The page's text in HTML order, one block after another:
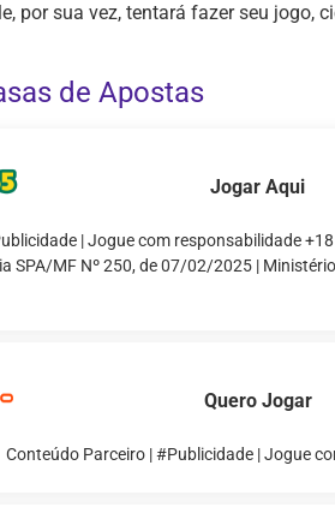
por sua vez, tentará fazer seu jogo,
de Apostas
Jogar Aqui
| Jogue com responsabilidade +18
SPA/MF Nº 250, de 07/02/2025 |
Quero Jogar
Conteúdo Parceiro | #Publicidade | Jogue